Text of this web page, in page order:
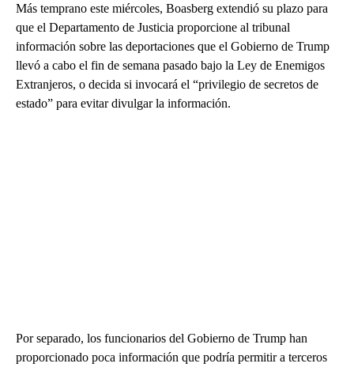
Más temprano este miércoles, Boasberg extendió su plazo para
que el Departamento de Justicia proporcione al tribunal
información sobre las deportaciones que el Gobierno de Trump
llevó a cabo el fin de semana pasado bajo la Ley de Enemigos
Extranjeros, o decida si invocará el “privilegio de secretos de
estado” para evitar divulgar la información.
Por separado, los funcionarios del Gobierno de Trump han
proporcionado poca información que podría permitir a terceros